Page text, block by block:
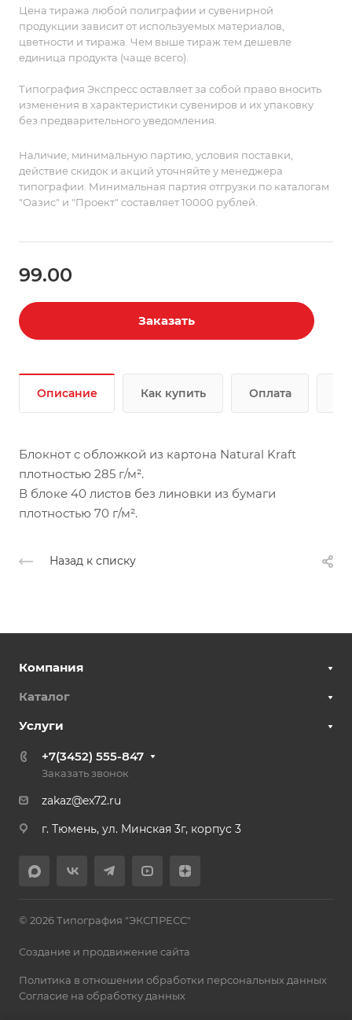
Цена тиража любой полиграфии и сувенирной
продукции зависит от используемых материалов,
цветности и тиража. Чем выше тираж тем дешевле
единица продукта (чаще всего).
Типография Экспресс оставляет за собой право вносить
изменения в характеристики сувениров и их упаковку
без предварительного уведомления.
Наличие, минимальную партию, условия поставки,
действие скидок и акций уточняйте у менеджера
типографии. Минимальная партия отгрузки по каталогам
"Оазис" и "Проект" составляет 10000 рублей.
99.00
Заказать
Описание Как купить Оплата
Блокнот с обложкой из картона Natural Kraft
плотностью 285 г/м².
В блоке 40 листов без линовки из бумаги
плотностью 70 г/м².
Назад к списку
Компания
Каталог
Услуги
+7(3452) 555-847
Заказать звонок
zakaz@ex72.ru
г. Тюмень, ул. Минская 3г, корпус 3
© 2026 Типография "ЭКСПРЕСС"
Создание и продвижение сайта
Политика в отношении обработки персональных данных
Согласие на обработку данных